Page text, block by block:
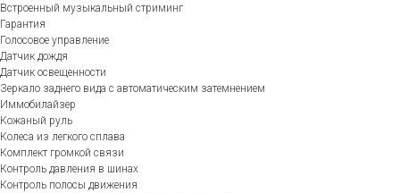
Встроенный музыкальный стриминг
Гарантия
Голосовое управление
Датчик дождя
Датчик освещенности
Зеркало заднего вида с автоматическим затемнением
Иммобилайзер
Кожаный руль
Колеса из легкого сплава
Комплект громкой связи
Контроль давления в шинах
Контроль полосы движения